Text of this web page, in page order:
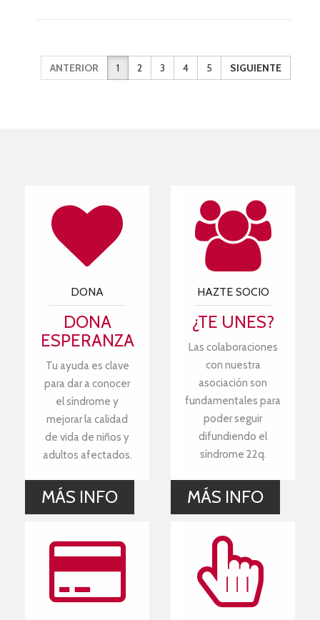
ANTERIOR 1 2 3 4 5 SIGUIENTE
DONA
DONA
ESPERANZA
Tu ayuda es clave
para dar a conocer
el síndrome y
mejorar la calidad
de vida de niños y
adultos afectados.
MÁS INFO
HAZTE SOCIO
¿TE UNES?
Las colaboraciones
con nuestra
asociación son
fundamentales para
poder seguir
difundiendo el
síndrome 22q.
MÁS INFO